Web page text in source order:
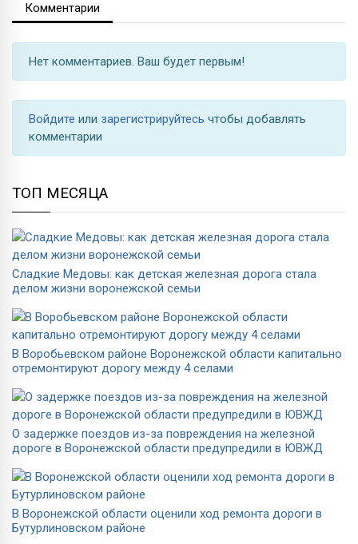
Комментарии
Нет комментариев. Ваш будет первым!
Войдите или зарегистрируйтесь чтобы добавлять
комментарии
ТОП МЕСЯЦА
Сладкие Медовы: как детская железная дорога стала
делом жизни воронежской семьи
В Воробьевском районе Воронежской области капитально
отремонтируют дорогу между 4 селами
О задержке поездов из-за повреждения на железной
дороге в Воронежской области предупредили в ЮВЖД
В Воронежской области оценили ход ремонта дороги в
Бутурлиновском районе